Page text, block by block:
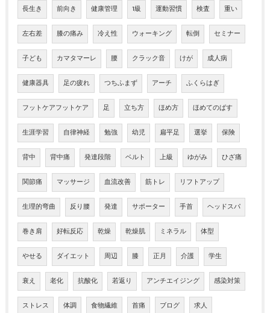
長生き 前向き 健康管理 1級 運動習慣 検査 重い
左右差 膝の痛み 冷え性 ウォーキング 転倒 セミナー
子ども カマタマーレ 腰 クラック音 けが 成人病
健康器具 足の疲れ つちふまず アーチ ふくらはぎ
フットケアフットケア 足 立ち方 ほめ方 ほめてのばす
生涯学習 自律神経 勉強 幼児 扁平足 選挙 保険
背中 背中痛 発達段階 ベルト 上級 ゆがみ ひざ痛
関節痛 マッサージ 血流改善 筋トレ リフトアップ
生理的弯曲 反り腰 発達 サポーター 手首 ヘッドスパ
巻き肩 好転反応 乾燥 乾燥肌 ミネラル 体型
やせる ダイエット 周辺 膝 正月 介護 学生
衰え 老化 抗酸化 若返り アンチエイジング 感染対策
ストレス 体調 食物繊維 首痛 ブログ 求人